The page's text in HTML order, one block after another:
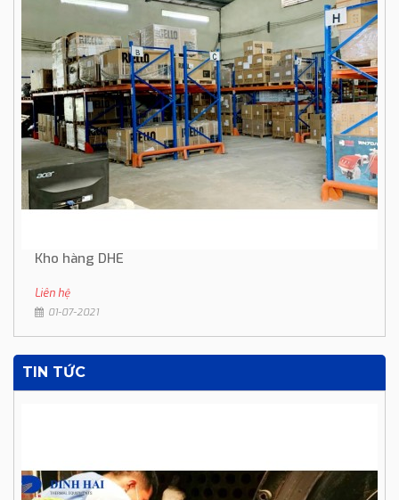
Kho hàng DHE
Liên hệ
01-07-2021
TIN TỨC